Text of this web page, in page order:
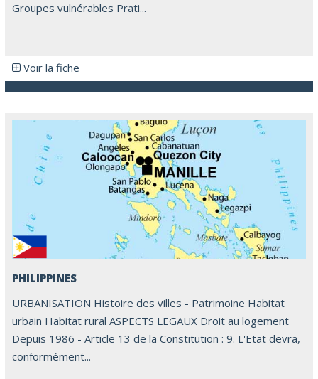
Groupes vulnérables Prati...
Voir la fiche
PHILIPPINES
URBANISATION Histoire des villes - Patrimoine Habitat
urbain Habitat rural ASPECTS LEGAUX Droit au logement
Depuis 1986 - Article 13 de la Constitution : 9. L'Etat devra,
conformément...